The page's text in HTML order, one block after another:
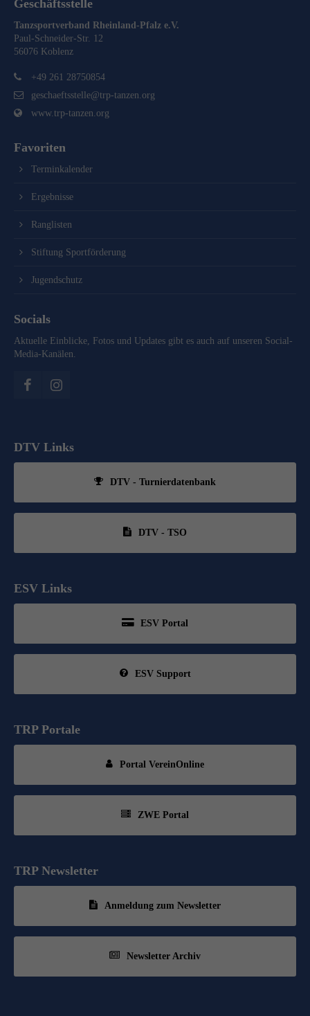
Geschäftsstelle
Tanzsportverband Rheinland-Pfalz e.V.
Paul-Schneider-Str. 12
56076 Koblenz
+49 261 28750854
geschaeftsstelle@trp-tanzen.org
www.trp-tanzen.org
Favoriten
Terminkalender
Ergebnisse
Ranglisten
Stiftung Sportförderung
Jugendschutz
Socials
Aktuelle Einblicke, Fotos und Updates gibt es auch auf unseren Social-
Media-Kanälen.
DTV Links
DTV - Turnierdatenbank
DTV - TSO
ESV Links
ESV Portal
ESV Support
TRP Portale
Portal VereinOnline
ZWE Portal
TRP Newsletter
Anmeldung zum Newsletter
Newsletter Archiv